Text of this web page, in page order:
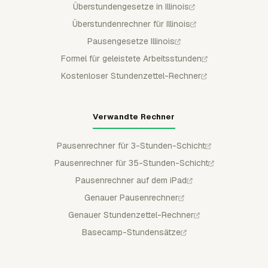
Überstundengesetze in Illinois
Überstundenrechner für Illinois
Pausengesetze Illinois
Formel für geleistete Arbeitsstunden
Kostenloser Stundenzettel-Rechner
Verwandte Rechner
Pausenrechner für 3-Stunden-Schicht
Pausenrechner für 35-Stunden-Schicht
Pausenrechner auf dem iPad
Genauer Pausenrechner
Genauer Stundenzettel-Rechner
Basecamp-Stundensätze